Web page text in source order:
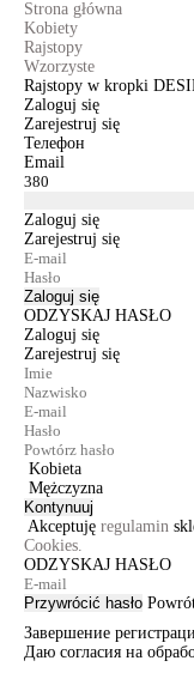
Strona główna
Kobiety
Rajstopy
Wzorzyste
Rajstopy w kropki
Zaloguj się
Zarejestruj się
Телефон
Email
Zaloguj się
Zarejestruj się
Zaloguj się
ODZYSKAJ HASŁO
Zaloguj się
Zarejestruj się
Kobieta
Mężczyzna
Kontynuuj
Akceptuję regulamin
Cookies.
ODZYSKAJ HASŁO
Przywrócić hasło
Завершение
Даю согласия на